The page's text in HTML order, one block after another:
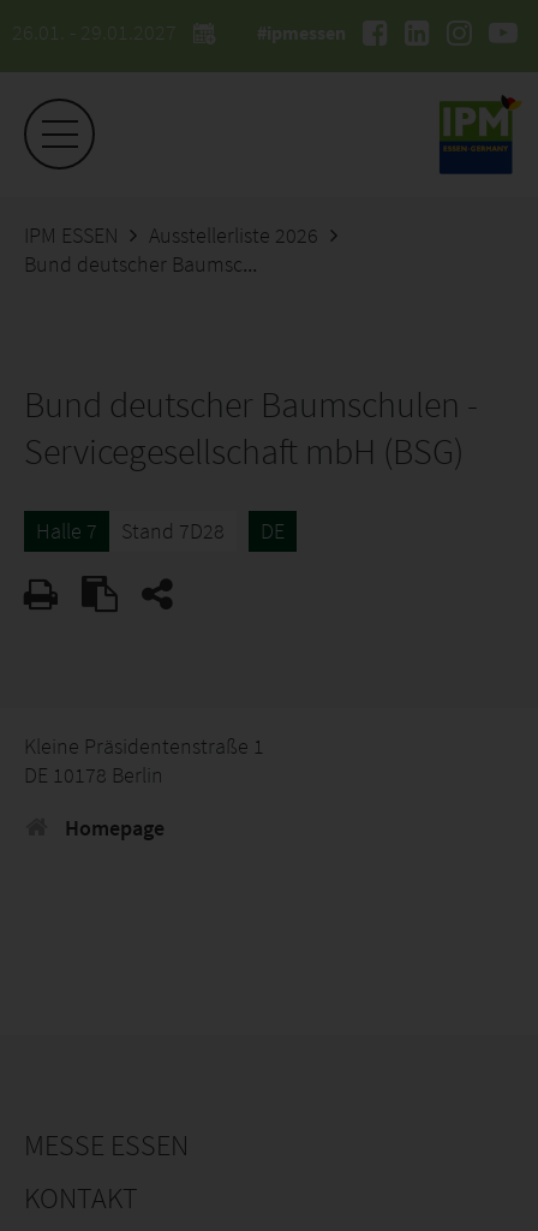
26.01. - 29.01.2027 #ipmessen
IPM ESSEN
Ausstellerliste 2026
Bund deutscher Baumschulen - Servicegesellschaft mbH (BSG)
Bund deutscher Baumschulen -
Servicegesellschaft mbH (BSG)
Halle 7 Stand 7D28 DE
Kleine Präsidentenstraße 1
DE 10178 Berlin
Homepage
MESSE ESSEN
KONTAKT